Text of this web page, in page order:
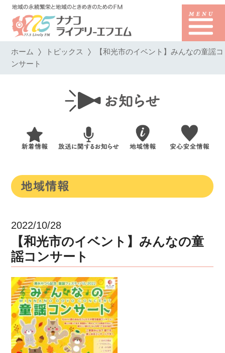
ホーム トピックス 【和光市のイベント】みんなの童謡コ
ンサート
2022/10/28
【和光市のイベント】みんなの童
謡コンサート